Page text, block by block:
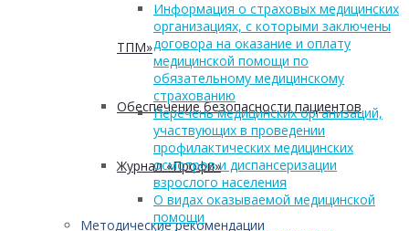
ТПМ»
Обеспечение безопасности пациентов
Журнал «Профи»
Методические рекомендации
Информация о страховых медицинских
организациях, с которыми заключены
договора на оказание и оплату
медицинской помощи по
обязательному медицинскому
страхованию
Перечень медицинских организаций,
участвующих в проведении
профилактических медицинских
осмотров и диспансеризации
взрослого населения
О видах оказываемой медицинской
помощи